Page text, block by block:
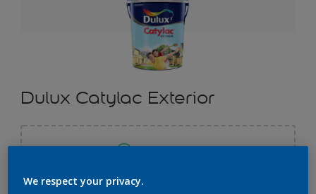
Dulux Catylac Exterior
We respect your privacy.